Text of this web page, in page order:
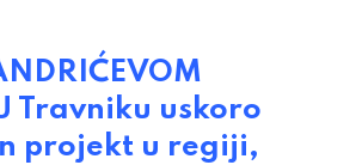
Travniku uskoro
projekt u regiji,